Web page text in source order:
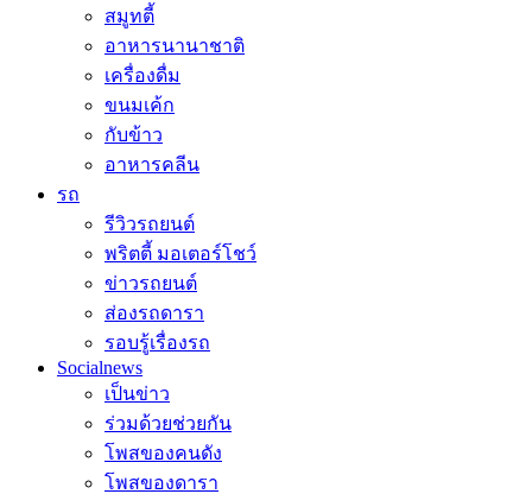
สมูทตี้
อาหารนานาชาติ
เครื่องดื่ม
ขนมเค้ก
กับข้าว
อาหารคลีน
รถ
รีวิวรถยนต์
พริตตี้ มอเตอร์โชว์
ข่าวรถยนต์
ส่องรถดารา
รอบรู้เรื่องรถ
Socialnews
เป็นข่าว
ร่วมด้วยช่วยกัน
โพสของคนดัง
โพสของดารา